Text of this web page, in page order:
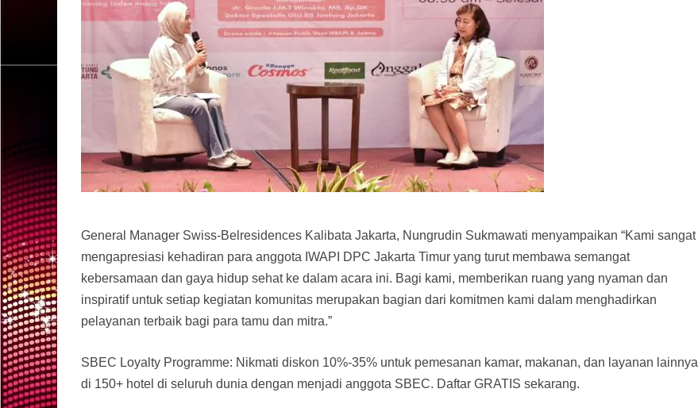
General Manager Swiss-Belresidences Kalibata Jakarta, Nungrudin Sukmawati menyampaikan “Kami sangat
mengapresiasi kehadiran para anggota IWAPI DPC Jakarta Timur yang turut membawa semangat
kebersamaan dan gaya hidup sehat ke dalam acara ini. Bagi kami, memberikan ruang yang nyaman dan
inspiratif untuk setiap kegiatan komunitas merupakan bagian dari komitmen kami dalam menghadirkan
pelayanan terbaik bagi para tamu dan mitra.”
SBEC Loyalty Programme: Nikmati diskon 10%-35% untuk pemesanan kamar, makanan, dan layanan lainnya
di 150+ hotel di seluruh dunia dengan menjadi anggota SBEC. Daftar GRATIS sekarang.